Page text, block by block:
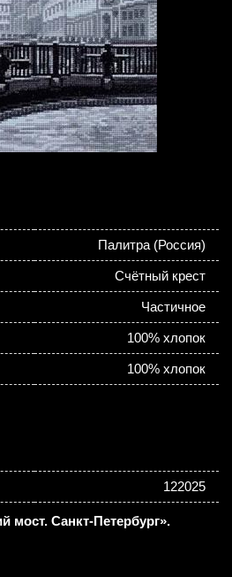
Палитра (Россия)
Счётный крест
Частичное
100% хлопок
100% хлопок
122025
мост. Санкт-Петербург».